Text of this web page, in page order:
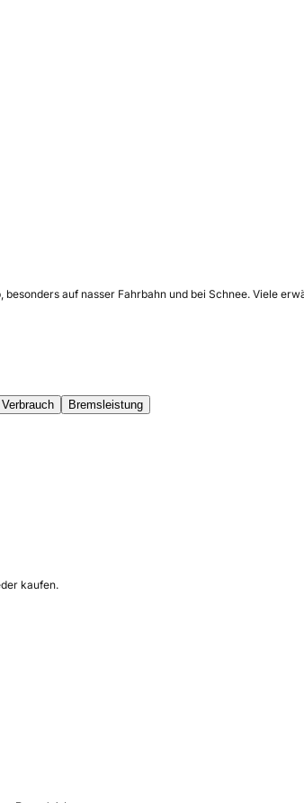
auf nasser Fahrbahn und bei Schnee. Viele
Verbrauch
Bremsleistung
kaufen.